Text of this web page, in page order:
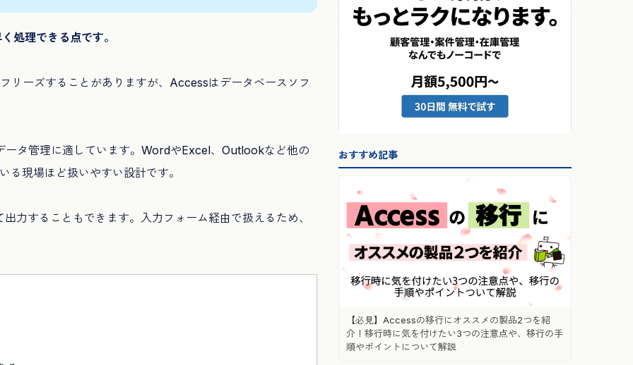
処理できる点です。
リーズすることがありますが、Accessはデータベースソフ
ータ管理に適しています。WordやExcel、Outlookなど他の
現場ほど扱いやすい設計です。
力することもできます。入力フォーム経由で扱えるため、
おすすめ記事
【必見】Accessの移行にオススメの製品2つを紹
介！移行時に気を付けたい3つの注意点や、移行の手
順やポイントについて解説